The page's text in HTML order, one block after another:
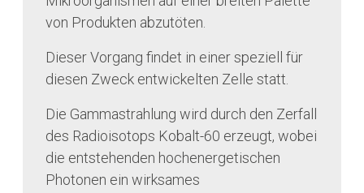
von Produkten abzutöten.
Dieser Vorgang findet in einer speziell für
diesen Zweck entwickelten Zelle statt.
Die Gammastrahlung wird durch den Zerfall
des Radioisotops Kobalt-60 erzeugt, wobei
die entstehenden hochenergetischen
Photonen ein wirksames